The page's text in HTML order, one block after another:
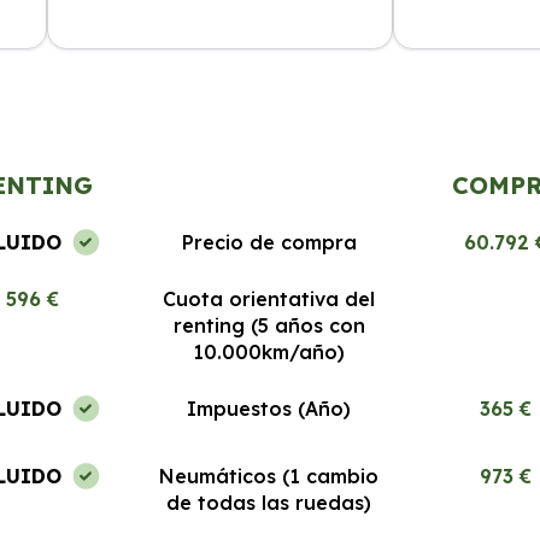
Precio de compra 60.792
596 €
Cuota orientativa del
renting (5 años con
10.000km/año)
Impuestos (Año) 365 €
Neumáticos (1 cambio
de todas las ruedas)
973 €